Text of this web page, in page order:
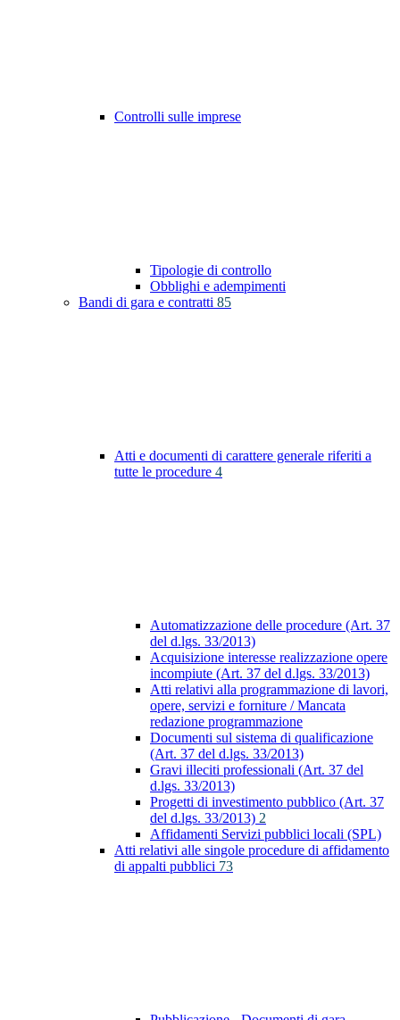
Controlli sulle imprese
Tipologie di controllo
Obblighi e adempimenti
Bandi di gara e contratti 85
Atti e documenti di carattere generale riferiti a
tutte le procedure 4
Automatizzazione delle procedure (Art. 37
del d.lgs. 33/2013)
Acquisizione interesse realizzazione opere
incompiute (Art. 37 del d.lgs. 33/2013)
Atti relativi alla programmazione di lavori,
opere, servizi e forniture / Mancata
redazione programmazione
Documenti sul sistema di qualificazione
(Art. 37 del d.lgs. 33/2013)
Gravi illeciti professionali (Art. 37 del
d.lgs. 33/2013)
Progetti di investimento pubblico (Art. 37
del d.lgs. 33/2013) 2
Affidamenti Servizi pubblici locali (SPL)
Atti relativi alle singole procedure di affidamento
di appalti pubblici 73